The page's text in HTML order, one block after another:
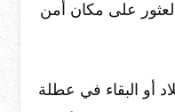
على مكان أمن
أو البقاء في عطلة